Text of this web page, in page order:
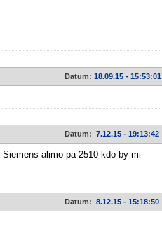
Datum: 18.09.15 - 15:53:01
Datum: 7.12.15 - 19:13:42
alimo pa 2510 kdo by mi
Datum: 8.12.15 - 15:18:50